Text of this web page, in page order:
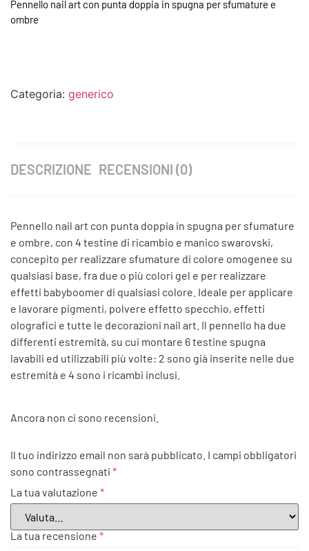
Pennello nail art con punta doppia in spugna per sfumature e
ombre
Categoria: generico
DESCRIZIONE RECENSIONI (0)
Pennello nail art con punta doppia in spugna per sfumature
e ombre, con 4 testine di ricambio e manico swarovski,
concepito per realizzare sfumature di colore omogenee su
qualsiasi base, fra due o più colori gel e per realizzare
effetti babyboomer di qualsiasi colore. Ideale per applicare
e lavorare pigmenti, polvere effetto specchio, effetti
olografici e tutte le decorazioni nail art. Il pennello ha due
differenti estremità, su cui montare 6 testine spugna
lavabili ed utilizzabili più volte: 2 sono già inserite nelle due
estremità e 4 sono i ricambi inclusi.
Ancora non ci sono recensioni.
Il tuo indirizzo email non sarà pubblicato. I campi obbligatori
sono contrassegnati *
La tua valutazione *
La tua recensione *